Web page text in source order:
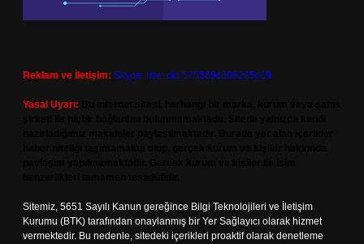
Reklam ve İletişim: Skype: live:.cid.575569c608265c69
Yasal Uyarı:
Sitemiz, 5651 Sayılı Kanun gereğince Bilgi Teknolojileri ve İletişim
Kurumu (BTK) tarafından onaylanmış bir Yer Sağlayıcı olarak hizmet
vermektedir. Bu nedenle, sitedeki içerikleri proaktif olarak denetleme